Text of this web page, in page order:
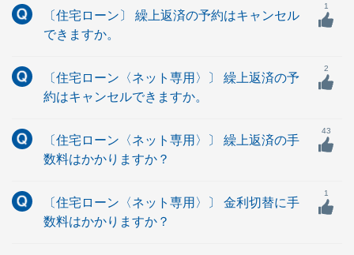
〔住宅ローン〕 繰上返済の予約はキャンセル
できますか。
1
〔住宅ローン〈ネット専用〉〕 繰上返済の予
約はキャンセルできますか。
2
〔住宅ローン〈ネット専用〉〕 繰上返済の手
数料はかかりますか？
43
〔住宅ローン〈ネット専用〉〕 金利切替に手
数料はかかりますか？
1